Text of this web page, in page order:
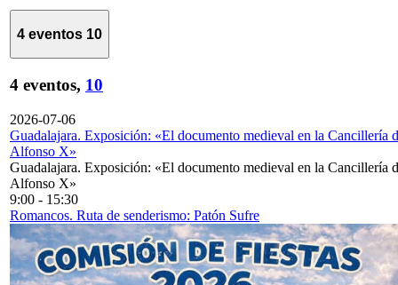
4 eventos 10
4 eventos, 10
2026-07-06
Guadalajara. Exposición: «El documento medieval en la Cancillería
Alfonso X»
Guadalajara. Exposición: «El documento medieval en la Cancillería
Alfonso X»
9:00 - 15:30
Romancos. Ruta de senderismo: Patón Sufre